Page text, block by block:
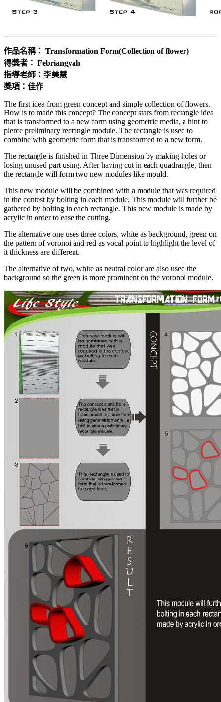
作品名稱： Transformation Form(Collection of flower)
得獎者： Febriangyah
指導老師：李美慧
獎項：佳作
The first idea from green concept and simple collection of flowers.
How is to made this concept? The concept stars from rectangle idea
that is transformed to a new form using geometric media, a hint to
pierce preliminary rectangle module. The rectangle is used to
combine with geometric form that is transformed to a new form.
The rectangle is finished in Three Dimension by making holes or
losing unused part using. After having cut in each quadrangle, then
the rectangle will form two new modules like mould.
This new module will be combined with a module that was required
in the contest by bolting in each module. This module will further be
gathered by bolting in each rectangle. This new module is made by
acrylic in order to ease the cutting.
The alternative one uses three colors, white as background, green on
the pattern of voronoi and red as vocal point to highlight the level of
it thickness are different.
The alternative of two, white as neutral color are also used the
background so the green is more prominent on the voronoi module.